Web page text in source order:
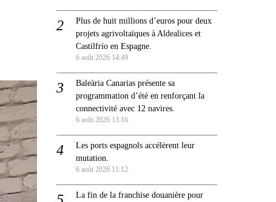
Plus de huit millions d’euros pour deux
projets agrivoltaïques à Aldealices et
Castilfrío en Espagne.
6 août 2026 14:49
Baleària Canarias présente sa
programmation d’été en renforçant la
connectivité avec 12 navires.
6 août 2026 13:16
Les ports espagnols accélèrent leur
mutation.
6 août 2026 11:12
La fin de la franchise douanière pour